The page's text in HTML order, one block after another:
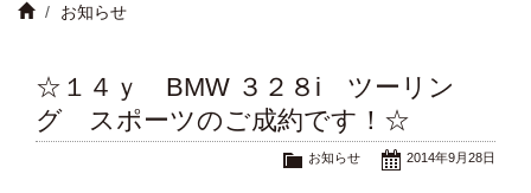
お知らせ
☆１４ｙ BMW ３２８i ツーリン
グ スポーツのご成約です！☆
2014年9月28日
お知らせ